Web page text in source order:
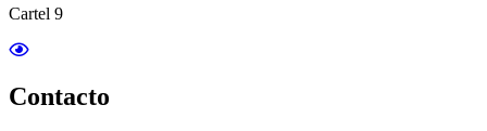
Cartel 9
Contacto